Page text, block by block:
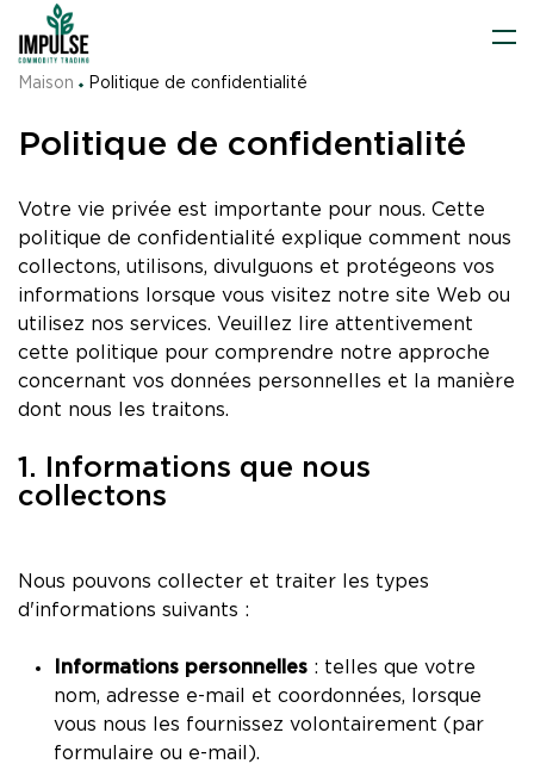
Maison Politique de confidentialité
Politique de confidentialité
Votre vie privée est importante pour nous. Cette
politique de confidentialité explique comment nous
collectons, utilisons, divulguons et protégeons vos
informations lorsque vous visitez notre site Web ou
utilisez nos services. Veuillez lire attentivement
cette politique pour comprendre notre approche
concernant vos données personnelles et la manière
dont nous les traitons.
1. Informations que nous
collectons
Nous pouvons collecter et traiter les types
d'informations suivants :
Informations personnelles : telles que votre
nom, adresse e-mail et coordonnées, lorsque
vous nous les fournissez volontairement (par
formulaire ou e-mail).